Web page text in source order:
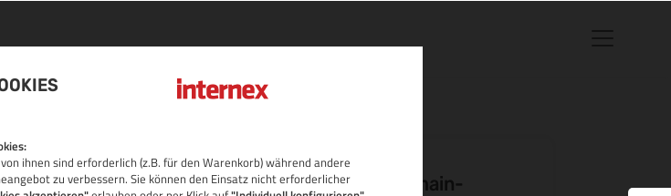
ihnen sind erforderlich (z.B. für den Warenkorb) während andere
zu verbessern. Sie können den Einsatz nicht erforderlicher.trading Domain-